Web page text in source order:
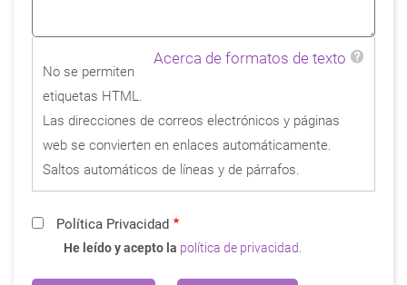
Acerca de formatos de texto
No se permiten
etiquetas HTML.
Las direcciones de correos electrónicos y páginas
web se convierten en enlaces automáticamente.
Saltos automáticos de líneas y de párrafos.
Política Privacidad
He leído y acepto la política de privacidad.